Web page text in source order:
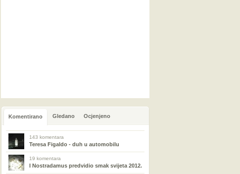
Komentirano Gledano Ocjenjeno
143 komentara
Teresa Figaldo - duh u automobilu
19 komentara
I Nostradamus predvidio smak svijeta 2012.